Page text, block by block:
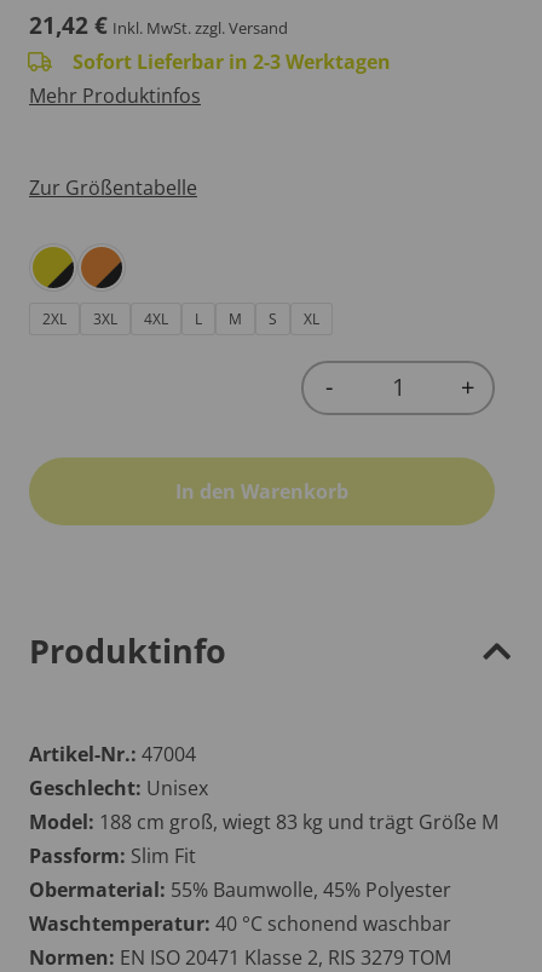
21,42€ Inkl. MwSt.zzgl. Versand
Sofort Lieferbar in 2-3 Werktagen
Mehr Produktinfos
Zur Größentabelle
2XL 3XL 4XL L M S XL
Quantity
- +
In den Warenkorb
Produktinfo
Artikel-Nr.: 47004
Geschlecht: Unisex
Model: 188 cm groß, wiegt 83 kg und trägt Größe M
Passform: Slim Fit
Obermaterial: 55% Baumwolle, 45% Polyester
Waschtemperatur: 40 °C schonend waschbar
Normen: EN ISO 20471 Klasse 2, RIS 3279 TOM